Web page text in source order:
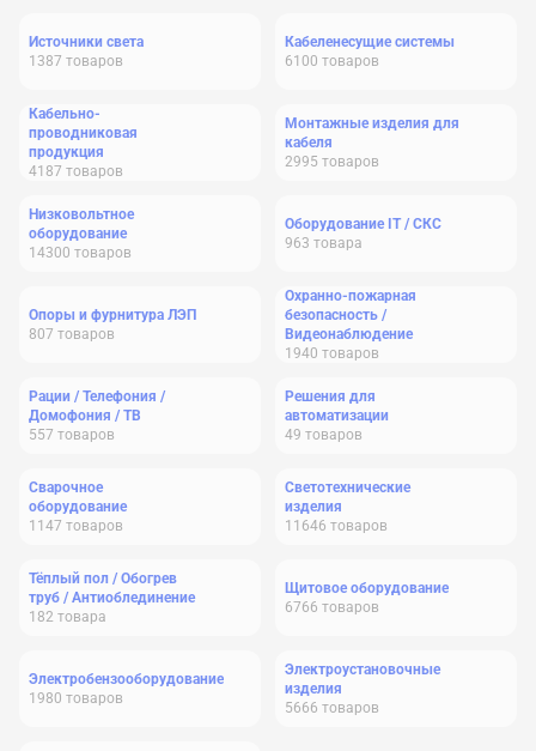
Источники света
1387 товаров
Кабеленесущие системы
6100 товаров
Кабельно-
проводниковая
продукция
4187 товаров
Монтажные изделия для
кабеля
2995 товаров
Низковольтное
оборудование
14300 товаров
Оборудование IT / СКС
963 товара
Опоры и фурнитура ЛЭП
807 товаров
Охранно-пожарная
безопасность /
Видеонаблюдение
1940 товаров
Рации / Телефония /
Домофония / ТВ
557 товаров
Решения для
автоматизации
49 товаров
Сварочное
оборудование
1147 товаров
Светотехнические
изделия
11646 товаров
Тёплый пол / Обогрев
труб / Антиоблединение
182 товара
Щитовое оборудование
6766 товаров
Электробензооборудование
1980 товаров
Электроустановочные
изделия
5666 товаров